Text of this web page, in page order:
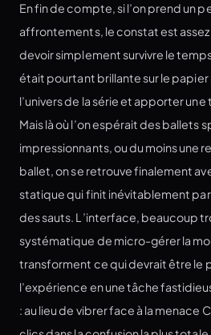
En fin de compte, si l’on prend un
affrontements, le constat est
devoir simplement survivre le
était pourtant brillante sur le papier
l’univers de la série et apporter
Mais là où l’on espérait des ballets
impressionnants, ou du moins une
ballet, on se retrouve finalement
statique qui finit inévitablement
des sauts. L’interface, beaucoup
systématique de micro-gérer la
transforment ce qui devrait être le
l’expérience en une tâche
: au lieu de vibrer face à la menace